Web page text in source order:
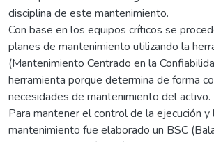
disciplina de este mantenimiento.
Con base en los equipos críticos se
planes de mantenimiento utilizando la
(Mantenimiento Centrado en la
herramienta porque determina de forma
necesidades de mantenimiento del activo.
Para mantener el control de la ejecución y
mantenimiento fue elaborado un BSC